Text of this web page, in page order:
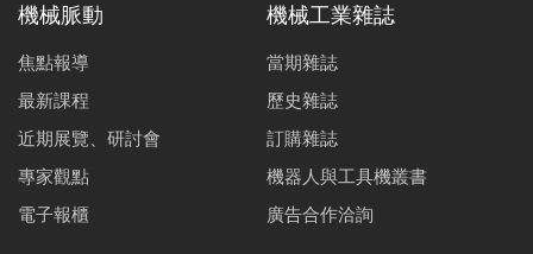
機械脈動
焦點報導
最新課程
近期展覽、研討會
專家觀點
電子報櫃
機械工業雜誌
當期雜誌
歷史雜誌
訂購雜誌
機器人與工具機叢書
廣告合作洽詢